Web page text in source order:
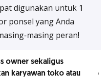
digunakan untuk 1
ponsel yang Anda
masing peran!
owner sekaligus
karyawan toko atau